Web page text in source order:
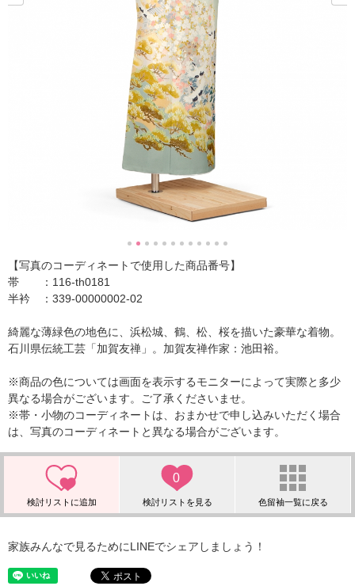
【写真のコーディネートで使用した商品番号】
帯 ：116-th0181
半衿 ：339-00000002-02
綺麗な薄緑色の地色に、浜松城、鶴、松、桜を描いた豪華な着物。
石川県伝統工芸「加賀友禅」。加賀友禅作家：池田裕。
※商品の色については画面を表示するモニターによって実際と多少
異なる場合がございます。ご了承くださいませ。
※帯・小物のコーディネートは、おまかせで申し込みいただく場合
は、写真のコーディネートと異なる場合がございます。
0
家族みんなで見るためにLINEでシェアしましょう！